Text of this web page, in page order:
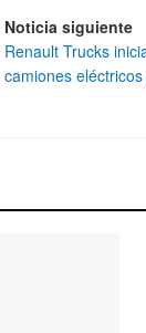
Noticia siguiente
Renault Trucks
camiones